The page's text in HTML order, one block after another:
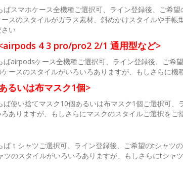
ばスマホケース全機種ご選択可、ライン登録後、ご希
スのスタイルがガラス素材、斜めかけスタイルや手
い
4 3 pro/pro2 2/1 通用型など>
ばairpodsケース全機種ご選択可、ライン登録後、ご希
ースのスタイルがいろいろありますが、もしさらに
るいは布マスク1個>
使い捨てマスク10個あるいは布マスク1個ご選択可
ありますが、もしさらにマスクのスタイルご選択を
ばｔシャツご選択可、ライン登録後、ご希望のtシャツ
のスタイルがいろいろありますが、もしさらにtシ